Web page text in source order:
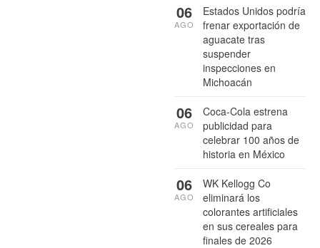
Estados Unidos podría
frenar exportación de
aguacate tras
suspender
inspecciones en
Michoacán
06
AGO
Coca-Cola estrena
publicidad para
celebrar 100 años de
historia en México
06
AGO
WK Kellogg Co
eliminará los
colorantes artificiales
en sus cereales para
finales de 2026
06
AGO